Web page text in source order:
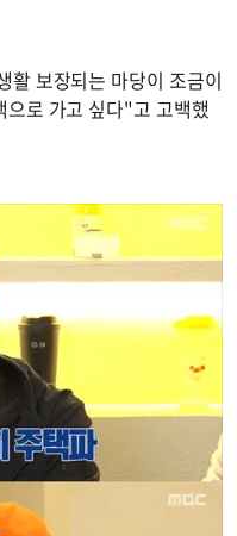
활 보장되는 마당이 조금이
로 가고 싶다"고 고백했